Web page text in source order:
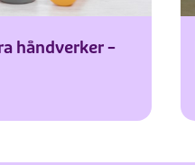
håndverker –